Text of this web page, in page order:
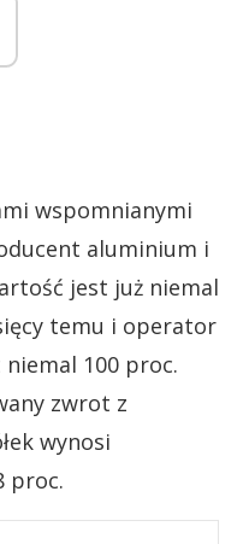
wspomnianymi
aluminium i
jest już niemal
temu i operator
100 proc.
zwrot z
wynosi
proc.